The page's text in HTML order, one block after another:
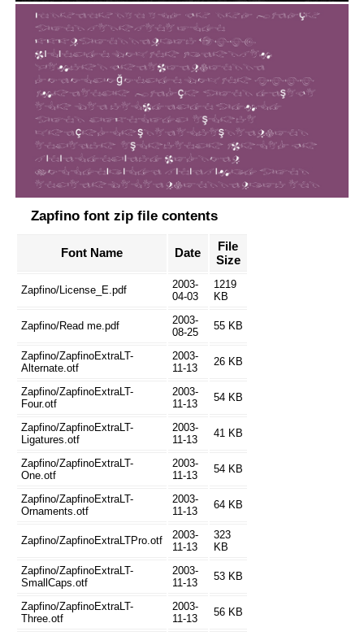
Zapfino font zip file contents
Font Name Date
File
Size
Zapfino/License_E.pdf
2003-
04-03
1219
KB
Zapfino/Read me.pdf
2003-
08-25
55 KB
Zapfino/ZapfinoExtraLT-
Alternate.otf
2003-
11-13
26 KB
Zapfino/ZapfinoExtraLT-
Four.otf
2003-
11-13
54 KB
Zapfino/ZapfinoExtraLT-
Ligatures.otf
2003-
11-13
41 KB
Zapfino/ZapfinoExtraLT-
One.otf
2003-
11-13
54 KB
Zapfino/ZapfinoExtraLT-
Ornaments.otf
2003-
11-13
64 KB
Zapfino/ZapfinoExtraLTPro.otf
2003-
11-13
323
KB
Zapfino/ZapfinoExtraLT-
SmallCaps.otf
2003-
11-13
53 KB
Zapfino/ZapfinoExtraLT-
Three.otf
2003-
11-13
56 KB